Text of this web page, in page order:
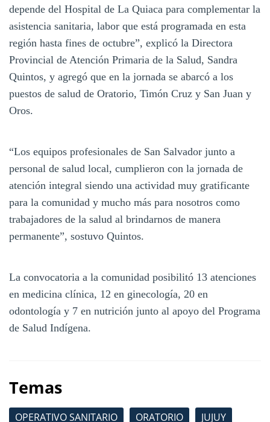
depende del Hospital de La Quiaca para complementar la
asistencia sanitaria, labor que está programada en esta
región hasta fines de octubre”, explicó la Directora
Provincial de Atención Primaria de la Salud, Sandra
Quintos, y agregó que en la jornada se abarcó a los
puestos de salud de Oratorio, Timón Cruz y San Juan y
Oros.
“Los equipos profesionales de San Salvador junto a
personal de salud local, cumplieron con la jornada de
atención integral siendo una actividad muy gratificante
para la comunidad y mucho más para nosotros como
trabajadores de la salud al brindarnos de manera
permanente”, sostuvo Quintos.
La convocatoria a la comunidad posibilitó 13 atenciones
en medicina clínica, 12 en ginecología, 20 en
odontología y 7 en nutrición junto al apoyo del Programa
de Salud Indígena.
Temas
OPERATIVO SANITARIO ORATORIO JUJUY